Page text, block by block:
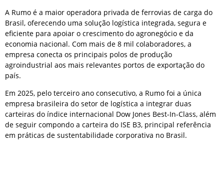
A Rumo é a maior operadora privada de ferrovias de carga do
Brasil, oferecendo uma solução logística integrada, segura e
eficiente para apoiar o crescimento do agronegócio e da
economia nacional. Com mais de 8 mil colaboradores, a
empresa conecta os principais polos de produção
agroindustrial aos mais relevantes portos de exportação do
país.
Em 2025, pelo terceiro ano consecutivo, a Rumo foi a única
empresa brasileira do setor de logística a integrar duas
carteiras do índice internacional Dow Jones Best-In-Class, além
de seguir compondo a carteira do ISE B3, principal referência
em práticas de sustentabilidade corporativa no Brasil.